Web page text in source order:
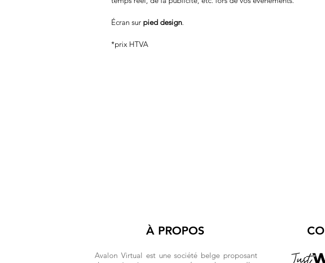
Écran sur pied design.
*prix HTVA
À PROPOS
Avalon Virtual est une société belge proposant